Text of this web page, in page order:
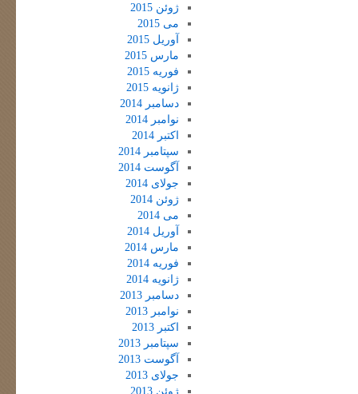
ژوئن 2015
می 2015
آوریل 2015
مارس 2015
فوریه 2015
ژانویه 2015
دسامبر 2014
نوامبر 2014
اکتبر 2014
سپتامبر 2014
آگوست 2014
جولای 2014
ژوئن 2014
می 2014
آوریل 2014
مارس 2014
فوریه 2014
ژانویه 2014
دسامبر 2013
نوامبر 2013
اکتبر 2013
سپتامبر 2013
آگوست 2013
جولای 2013
ژوئن 2013